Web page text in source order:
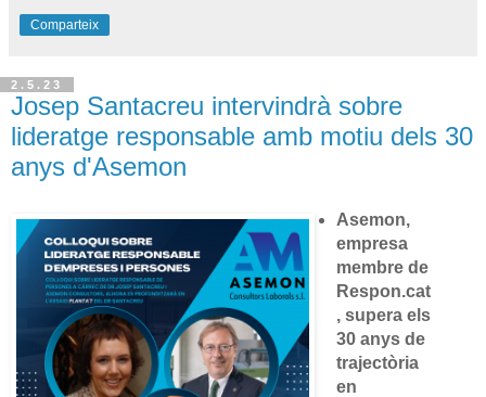
Comparteix
2.5.23
Josep Santacreu intervindrà sobre
lideratge responsable amb motiu dels 30
anys d'Asemon
Asemon,
empresa
membre de
Respon.cat
, supera els
30 anys de
trajectòria
en